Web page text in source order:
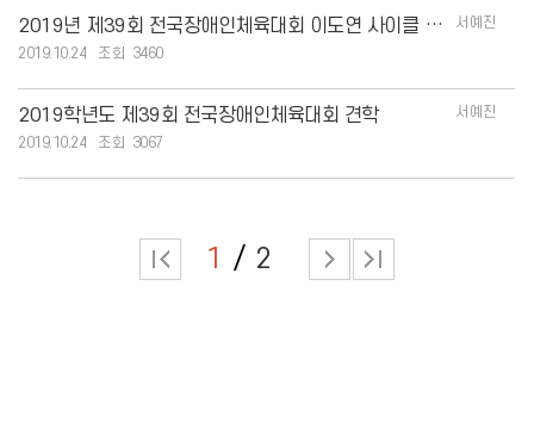
2019년 제39회 전국장애인체육대회 이도연 사이클 종목 3년 연속 3관왕 쾌거
서예진
2019.10.24
3460
2019학년도 제39회 전국장애인체육대회 견학
서예진
2019.10.24
3067
1 2